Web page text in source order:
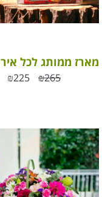
₪265
₪225